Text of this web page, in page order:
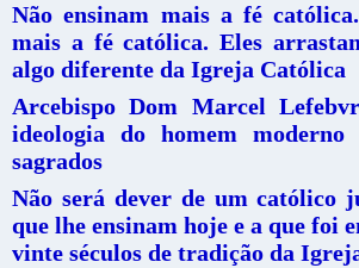
Não ensinam mais a fé
mais a fé católica. Eles
algo diferente da Igreja Católica
Arcebispo Dom Marcel
ideologia do homem
sagrados
Não será dever de um católico
que lhe ensinam hoje e a que foi
vinte séculos de tradição da